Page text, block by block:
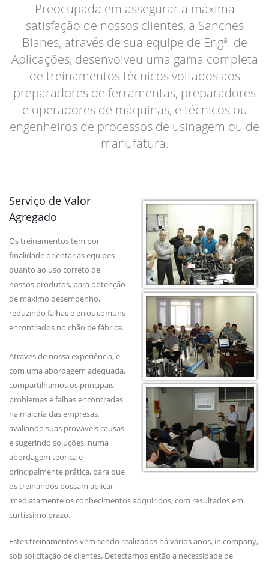
Preocupada em assegurar a máxima
satisfação de nossos clientes, a Sanches
Blanes, através de sua equipe de Engª. de
Aplicações, desenvolveu uma gama completa
de treinamentos técnicos voltados aos
preparadores de ferramentas, preparadores
e operadores de máquinas, e técnicos ou
engenheiros de processos de usinagem ou de
manufatura.
Serviço de Valor
Agregado
Os treinamentos tem por
finalidade orientar as equipes
quanto ao uso correto de
nossos produtos, para obtenção
de máximo desempenho,
reduzindo falhas e erros comuns
encontrados no chão de fábrica.
Através de nossa experiência, e
com uma abordagem adequada,
compartilhamos os principais
problemas e falhas encontradas
na maioria das empresas,
avaliando suas prováveis causas
e sugerindo soluções, numa
abordagem téorica e
principalmente prática, para que
os treinandos possam aplicar
imediatamente os conhecimentos adquiridos, com resultados em
curtíssimo prazo.
Estes treinamentos vem sendo realizados há vários anos, in company,
sob solicitação de clientes. Detectamos então a necessidade de